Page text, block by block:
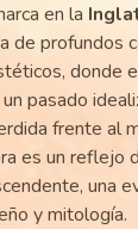
en la
de profundos
donde
pasado
frente al
es un reflejo
una
y mitología.